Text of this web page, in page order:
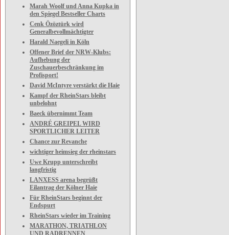
Marah Woolf und Anna Kupka in
den Spiegel Bestseller Charts
Cenk Özöztürk wird
Generalbevollmächtigter
Harald Naegeli in Köln
Offener Brief der NRW-Klubs:
Aufhebung der
Zuschauerbeschränkung im
Profisport!
David McIntyre verstärkt die Haie
Kampf der RheinStars bleibt
unbelohnt
Baeck übernimmt Team
ANDRÉ GREIPEL WIRD
SPORTLICHER LEITER
Chance zur Revanche
wichtiger heimsieg der rheinstars
Uwe Krupp unterschreibt
langfristig
LANXESS arena begrüßt
Eilantrag der Kölner Haie
Für RheinStars beginnt der
Endspurt
RheinStars wieder im Training
MARATHON, TRIATHLON
UND RADRENNEN